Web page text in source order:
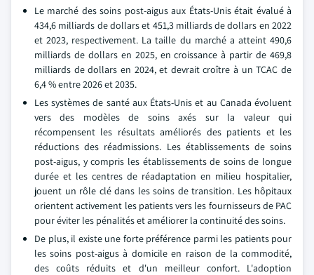
Le marché des soins post-aigus aux États-Unis était évalué à
434,6 milliards de dollars et 451,3 milliards de dollars en 2022
et 2023, respectivement. La taille du marché a atteint 490,6
milliards de dollars en 2025, en croissance à partir de 469,8
milliards de dollars en 2024, et devrait croître à un TCAC de
6,4 % entre 2026 et 2035.
Les systèmes de santé aux États-Unis et au Canada évoluent
vers des modèles de soins axés sur la valeur qui
récompensent les résultats améliorés des patients et les
réductions des réadmissions. Les établissements de soins
post-aigus, y compris les établissements de soins de longue
durée et les centres de réadaptation en milieu hospitalier,
jouent un rôle clé dans les soins de transition. Les hôpitaux
orientent activement les patients vers les fournisseurs de PAC
pour éviter les pénalités et améliorer la continuité des soins.
De plus, il existe une forte préférence parmi les patients pour
les soins post-aigus à domicile en raison de la commodité,
des coûts réduits et d'un meilleur confort. L'adoption